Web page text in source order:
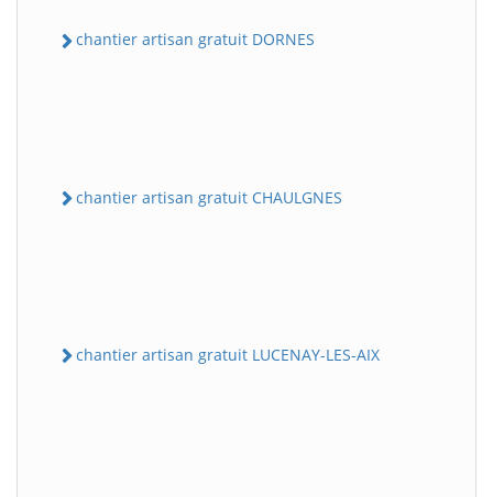
chantier artisan gratuit DORNES
chantier artisan gratuit CHAULGNES
chantier artisan gratuit LUCENAY-LES-AIX